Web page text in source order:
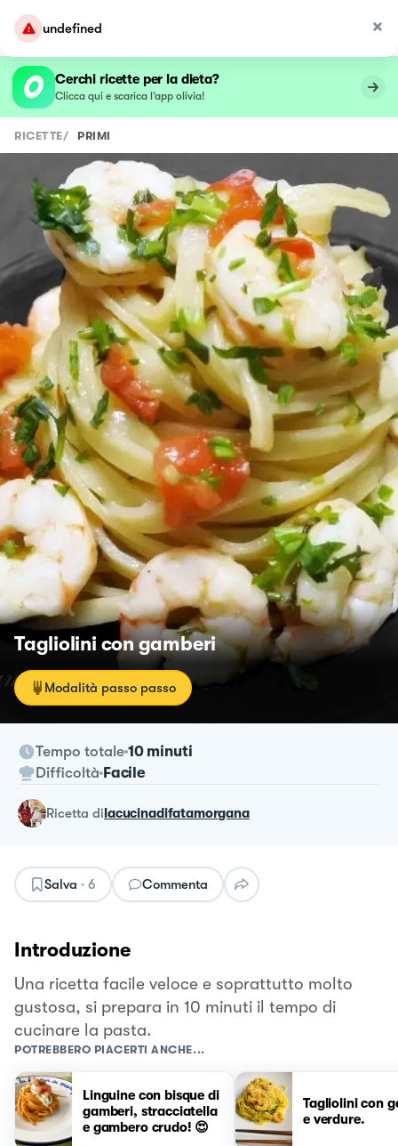
undefined
Cerchi ricette per la dieta?
Clicca qui e scarica l’app olivia!
RICETTE/ PRIMI
Tagliolini con gamberi
Modalità passo passo
Tempo totale 10 minuti
Difficoltà Facile
ricetta dilacucinadifatamorgana
Salva · 6 Commenta
Introduzione
Una ricetta facile veloce e soprattutto molto
gustosa, si prepara in 10 minuti il tempo di
cucinare la pasta.
POTREBBERO PIACERTI ANCHE...
Linguine con bisque di
gamberi, stracciatella
e gambero crudo! 😍
Tagliolini con
e verdure.